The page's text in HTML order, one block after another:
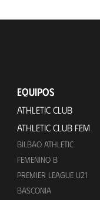
EQUIPOS
ATHLETIC CLUB
ATHLETIC CLUB FEM
BILBAO ATHLETIC
FEMENINO B
PREMIER LEAGUE U21
BASCONIA